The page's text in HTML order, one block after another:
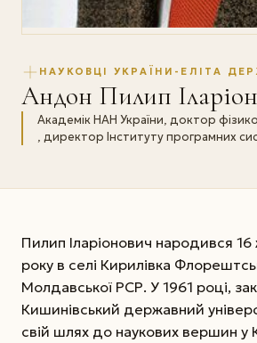
НАУКОВЦІ УКРАЇНИ-ЕЛІТА
Андон Пилип
Академік НАН України, доктор
, директор Інституту програмних
Пилип Іларіонович народився
року в селі Кирилівка
Молдавської РСР. У 1961 році,
Кишинівський державний
свій шлях до наукових вершин у